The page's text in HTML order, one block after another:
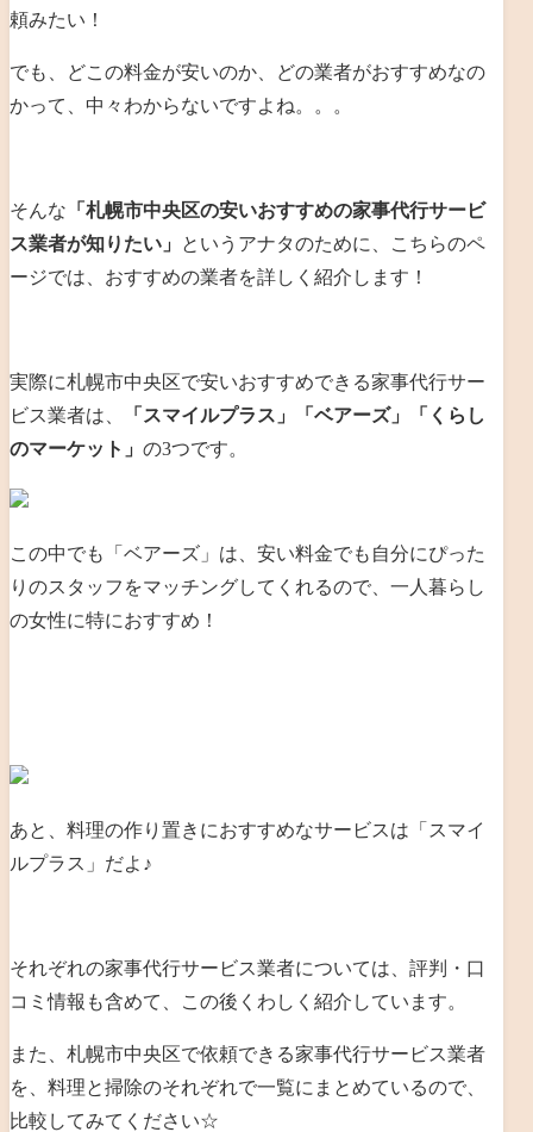
頼みたい！
でも、どこの料金が安いのか、どの業者がおすすめなの
かって、中々わからないですよね。。。
そんな 「札幌市中央区の安いおすすめの家事代行サービ
ス業者が知りたい」
というアナタのために、こちらのペ
ージでは、おすすめの業者を詳しく紹介します！
実際に札幌市中央区で安いおすすめできる家事代行サー
ビス業者は、
「スマイルプラス」「ベアーズ」「くらし
のマーケット」 の3つです。
この中でも「ベアーズ」は、安い料金でも自分にぴった
りのスタッフをマッチングしてくれるので、一人暮らし
の女性に特におすすめ！
あと、料理の作り置きにおすすめなサービスは「スマイ
ルプラス」だよ♪
それぞれの家事代行サービス業者については、評判・口
コミ情報も含めて、この後くわしく紹介しています。
また、札幌市中央区で依頼できる家事代行サービス業者
を、料理と掃除のそれぞれで一覧にまとめているので、
比較してみてください☆